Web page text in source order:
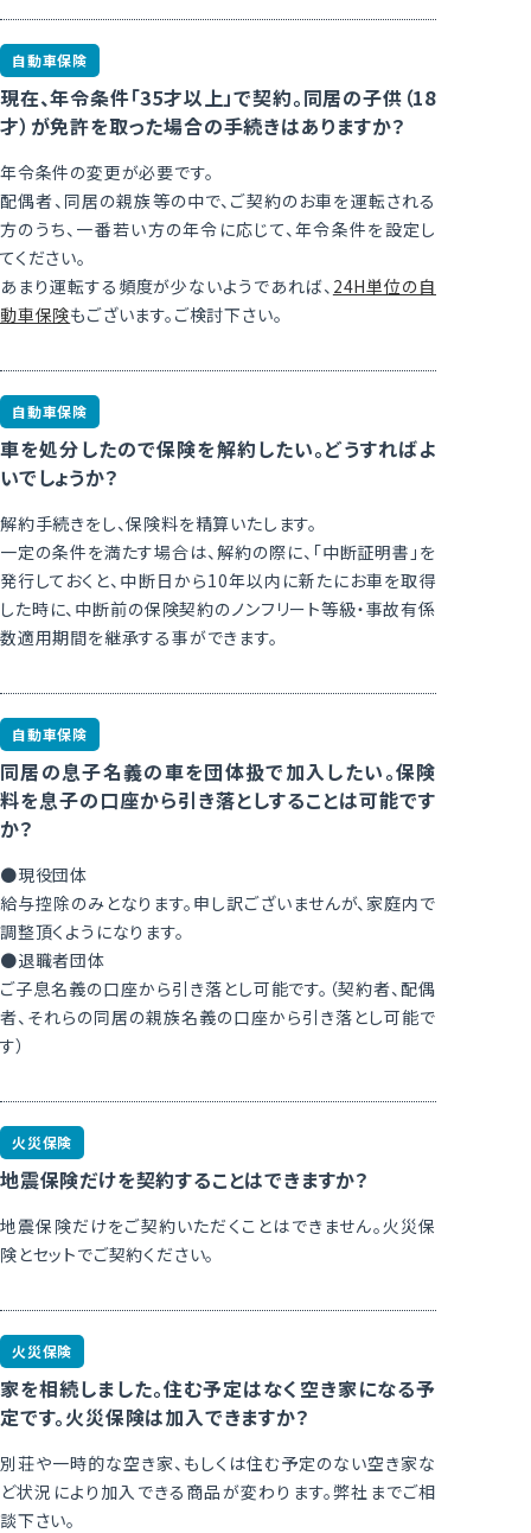
自動車保険
現在、年令条件「35才以上」で契約。同居の子供（18
才）が免許を取った場合の手続きはありますか？
年令条件の変更が必要です。
配偶者、同居の親族等の中で、ご契約のお車を運転される
方のうち、一番若い方の年令に応じて、年令条件を設定し
てください。
あまり運転する頻度が少ないようであれば、 24H単位の自
動車保険もございます。ご検討下さい。
自動車保険
車を処分したので保険を解約したい。どうすればよ
いでしょうか？
解約手続きをし、保険料を精算いたします。
一定の条件を満たす場合は、解約の際に、「中断証明書」を
発行しておくと、中断日から10年以内に新たにお車を取得
した時に、中断前の保険契約のノンフリート等級・事故有係
数適用期間を継承する事ができます。
自動車保険
同居の息子名義の車を団体扱で加入したい。保険
料を息子の口座から引き落としすることは可能です
か？
●現役団体
給与控除のみとなります。申し訳ございませんが、家庭内で
調整頂くようになります。
●退職者団体
ご子息名義の口座から引き落とし可能です。（契約者、配偶
者、それらの同居の親族名義の口座から引き落とし可能で
す）
火災保険
地震保険だけを契約することはできますか？
地震保険だけをご契約いただくことはできません。火災保
険とセットでご契約ください。
火災保険
家を相続しました。住む予定はなく空き家になる予
定です。火災保険は加入できますか？
別荘や一時的な空き家、もしくは住む予定のない空き家な
ど状況により加入できる商品が変わります。弊社までご相
談下さい。